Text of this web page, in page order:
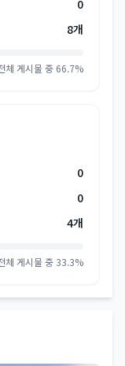
0
8개
체 게시물 중 66.7%
0
0
4개
체 게시물 중 33.3%